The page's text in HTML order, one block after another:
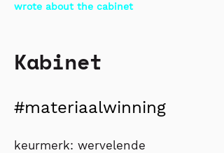
wrote about the cabinet
Kabinet
#materiaalwinning
keurmerk: wervelende